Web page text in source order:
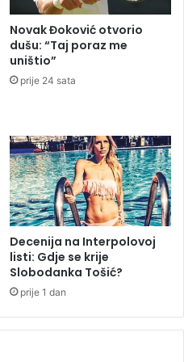
Novak Đoković otvorio
dušu: “Taj poraz me
uništio”
prije 24 sata
Decenija na Interpolovoj
listi: Gdje se krije
Slobodanka Tošić?
prije 1 dan